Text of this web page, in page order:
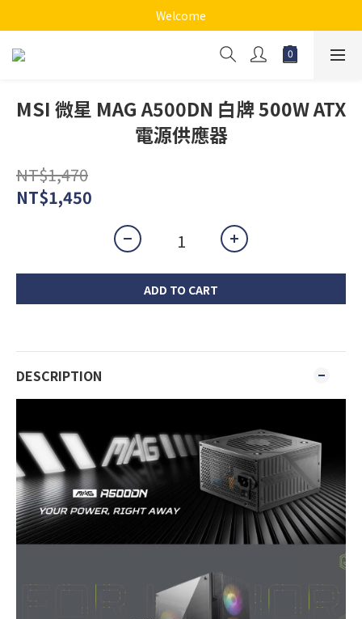
Welcome
MSI 微星 MAG A500DN 白牌 500W ATX
電源供應器
NT$1,470
NT$1,450
ADD TO CART
DESCRIPTION